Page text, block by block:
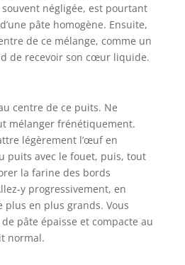
négligée, est pourtant
pâte homogène. Ensuite,
de ce mélange, comme un
de recevoir son cœur liquide.
centre de ce puits. Ne
mélanger frénétiquement.
légèrement l’œuf en
puits avec le fouet, puis, tout
la farine des bords
y progressivement, en
plus en plus grands. Vous
pâte épaisse et compacte au
normal.